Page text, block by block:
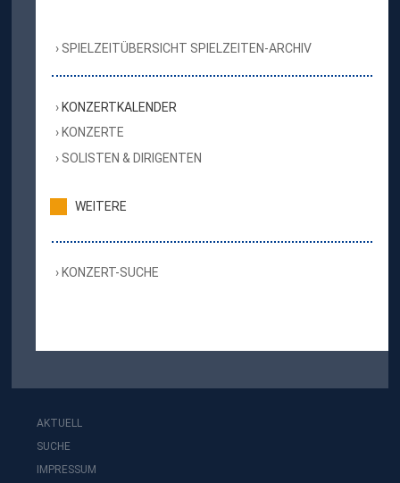
SPIELZEITÜBERSICHT SPIELZEITEN-ARCHIV
KONZERTKALENDER
KONZERTE
SOLISTEN & DIRIGENTEN
WEITERE
KONZERT-SUCHE
AKTUELL
SUCHE
IMPRESSUM